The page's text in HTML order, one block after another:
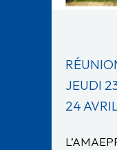
JEUDI
24